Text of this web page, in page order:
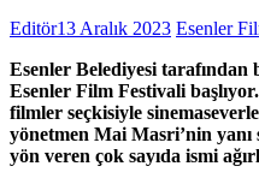
Editör13 Aralık 2023 Esenler
Esenler Belediyesi tarafından
Esenler Film Festivali
filmler seçkisiyle
yönetmen Mai Masri’nin yanı
yön veren çok sayıda ismi